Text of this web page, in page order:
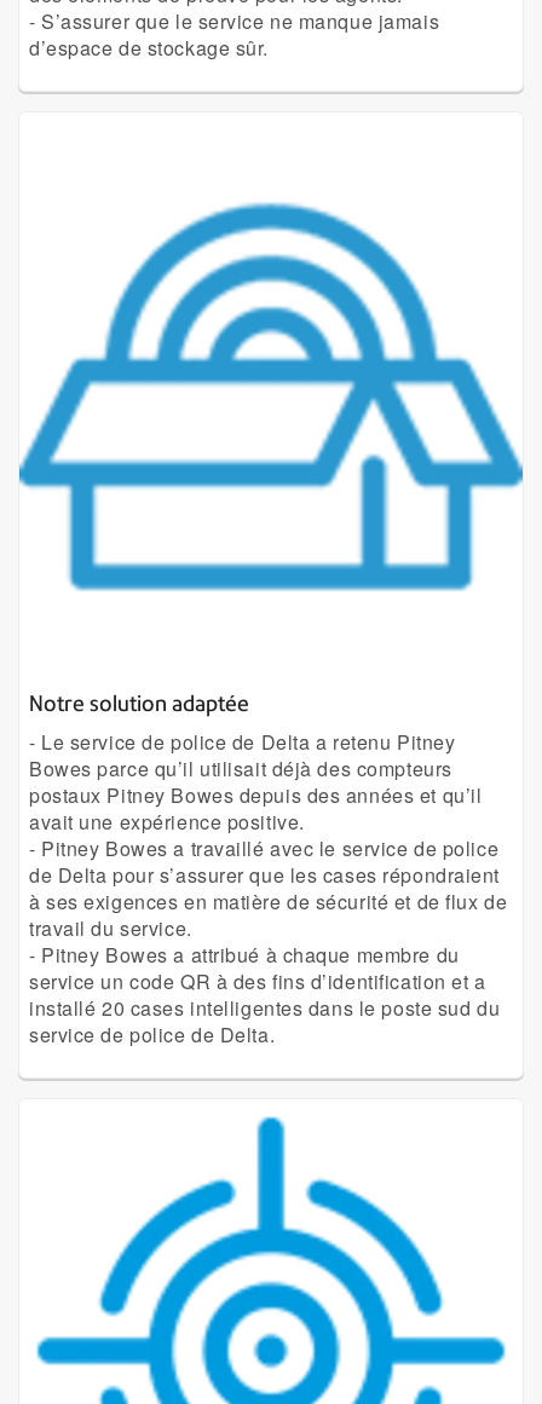
- S’assurer que le service ne manque jamais
d’espace de stockage sûr.
Notre solution adaptée
- Le service de police de Delta a retenu Pitney
Bowes parce qu’il utilisait déjà des compteurs
postaux Pitney Bowes depuis des années et qu’il
avait une expérience positive.
- Pitney Bowes a travaillé avec le service de police
de Delta pour s’assurer que les cases répondraient
à ses exigences en matière de sécurité et de flux de
travail du service.
- Pitney Bowes a attribué à chaque membre du
service un code QR à des fins d’identification et a
installé 20 cases intelligentes dans le poste sud du
service de police de Delta.